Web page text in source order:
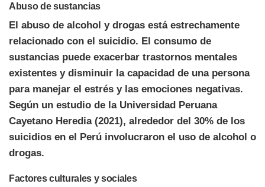
Abuso de sustancias
El abuso de alcohol y drogas está estrechamente
relacionado con el suicidio. El consumo de
sustancias puede exacerbar trastornos mentales
existentes y disminuir la capacidad de una persona
para manejar el estrés y las emociones negativas.
Según un estudio de la Universidad Peruana
Cayetano Heredia (2021), alrededor del 30% de los
suicidios en el Perú involucraron el uso de alcohol o
drogas.
Factores culturales y sociales